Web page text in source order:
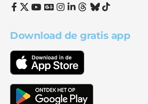
Download de gratis app